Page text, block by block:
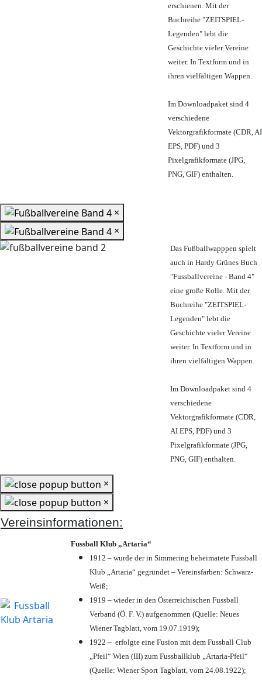
erschienen. Mit der
Buchreihe "ZEITSPIEL-
Legenden" lebt die
Geschichte vieler Vereine
weiter. In Textform und in
ihren vielfältigen Wappen.
Im Downloadpaket sind 4
verschiedene
Vektorgrafikformate (CDR, AI
EPS, PDF) und 3
Pixelgrafikformate (JPG,
PNG, GIF) enthalten.
×
×
Das Fußballwapppen spielt
auch in Hardy Grünes Buch
"Fussballvereine - Band 4"
eine große Rolle. Mit der
Buchreihe "ZEITSPIEL-
Legenden" lebt die
Geschichte vieler Vereine
weiter. In Textform und in
ihren vielfältigen Wappen.
Im Downloadpaket sind 4
verschiedene
Vektorgrafikformate (CDR,
AI EPS, PDF) und 3
Pixelgrafikformate (JPG,
PNG, GIF) enthalten.
×
×
Vereinsinformationen:
Fussball Klub „Artaria“
1912 – wurde der in Simmering beheimatete Fussball
Klub „Artaria“ gegründet – Vereinsfarben: Schwarz-
Weiß;
1919 – wieder in den Österreichischen Fussball
Verband (Ö. F. V.) aufgenommen (Quelle: Neues
Wiener Tagblatt, vom 19.07.1919);
1922 – erfolgte eine Fusion mit dem Fussball Club
„Pfeil“ Wien (III) zum Fussballklub „Artaria-Pfeil“
(Quelle: Wiener Sport Tagblatt, vom 24.08.1922);